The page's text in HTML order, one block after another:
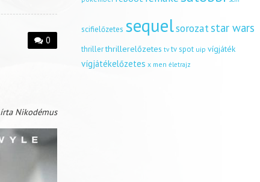
0
írta Nikodémus
scifielőzetes sequelsorozatstar wars
thrillerthrillerelőzetes tv tv spot uip vígjáték
vígjátékelőzetes x men életrajz